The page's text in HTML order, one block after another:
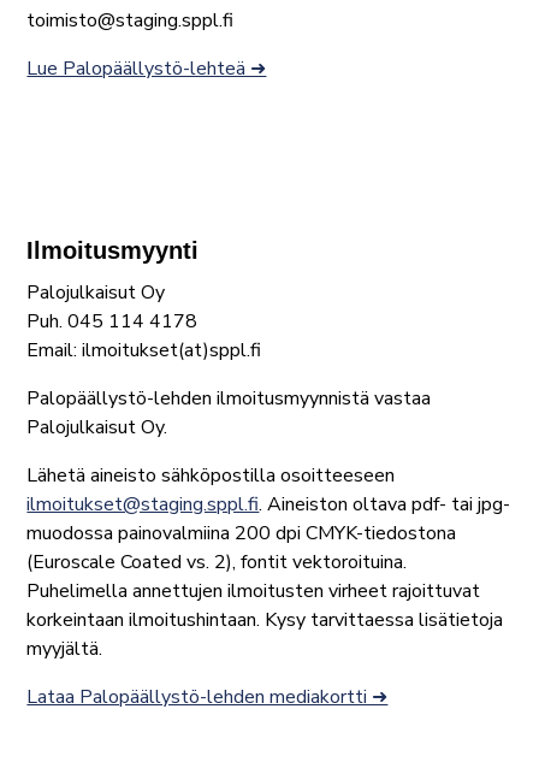
toimisto@staging.sppl.fi
Lue Palopäällystö-lehteä ➜
Ilmoitusmyynti
Palojulkaisut Oy
Puh. 045 114 4178
Email: ilmoitukset(at)sppl.fi
Palopäällystö-lehden ilmoitusmyynnistä vastaa
Palojulkaisut Oy.
Lähetä aineisto sähköpostilla osoitteeseen
ilmoitukset@staging.sppl.fi. Aineiston oltava pdf- tai jpg-
muodossa painovalmiina 200 dpi CMYK-tiedostona
(Euroscale Coated vs. 2), fontit vektoroituina.
Puhelimella annettujen ilmoitusten virheet rajoittuvat
korkeintaan ilmoitushintaan. Kysy tarvittaessa lisätietoja
myyjältä.
Lataa Palopäällystö-lehden mediakortti ➜